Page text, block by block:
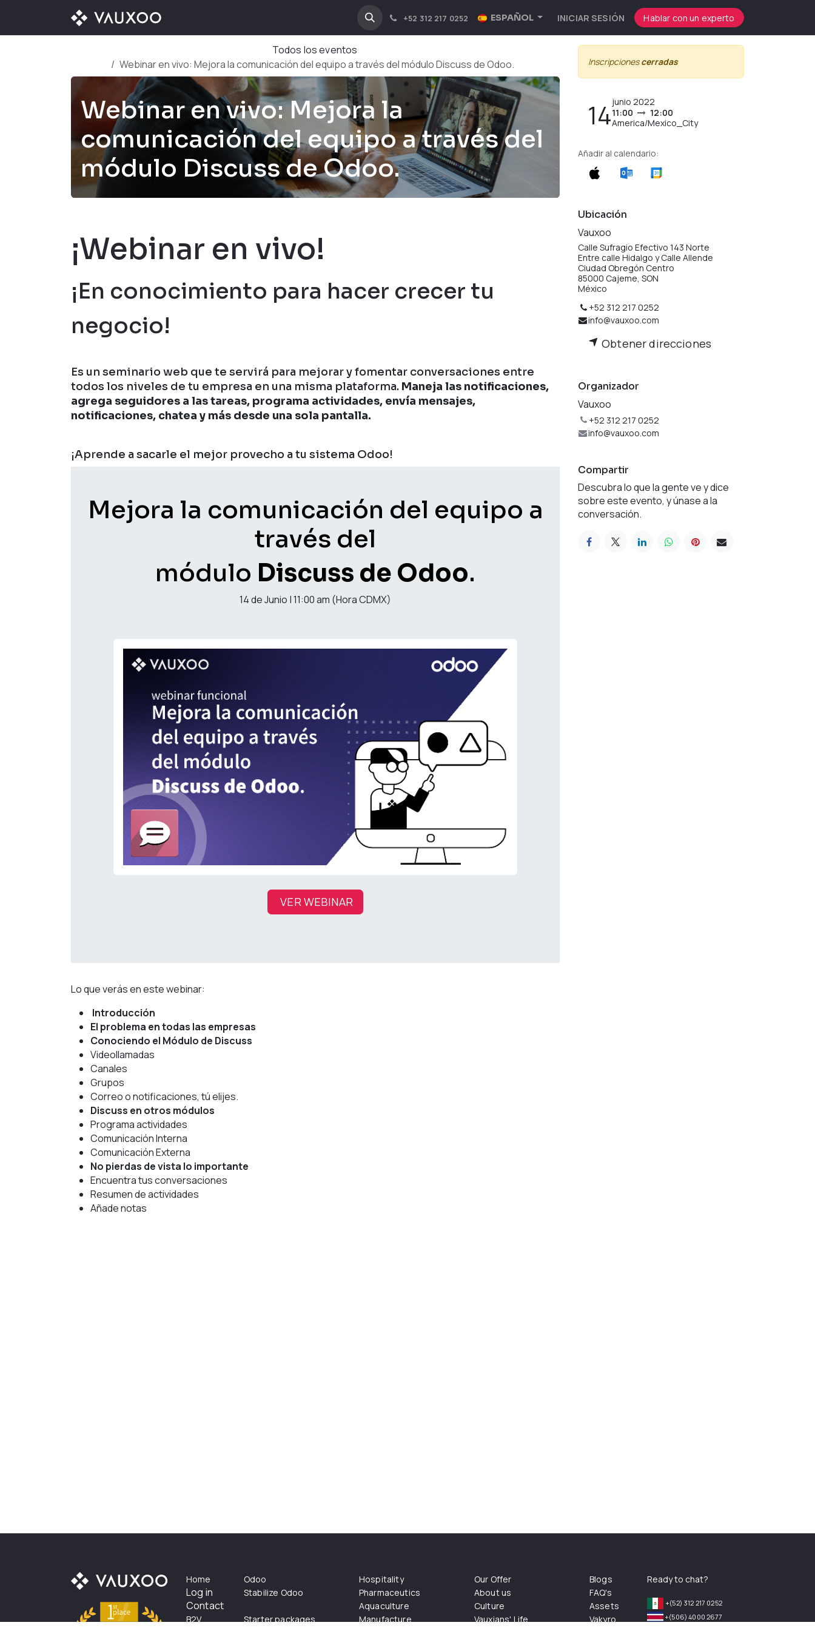
INDUSTRIAS +52 312 217 0252 ESPAÑOL INICIAR SESIÓN Hablar con un experto
Todos los eventos
Webinar en vivo: Mejora la comunicación del equipo a través del módulo Discuss de Odoo.
Webinar en vivo: Mejora la
comunicación del equipo a través del
módulo Discuss de Odoo.
¡Webinar en vivo!
¡En conocimiento para hacer crecer tu
negocio!
Es un seminario web que te servirá para mejorar y fomentar conversaciones entre
todos los niveles de tu empresa en una misma plataforma. Maneja las notificaciones,
agrega seguidores a las tareas, programa actividades, envía mensajes,
notificaciones, chatea y más desde una sola pantalla.
¡Aprende a sacarle el mejor provecho a tu sistema Odoo!
Mejora la comunicación del equipo a
través del
módulo Discuss de Odoo.
14 de Junio | 11:00 am (Hora CDMX)
VER WEBINAR
Lo que verás en este webinar:
Introducción
El problema en todas las empresas
Conociendo el Módulo de Discuss
Videollamadas
Canales
Grupos
Correo o notificaciones, tú elijes.
Discuss en otros módulos
Programa actividades
Comunicación Interna
Comunicación Externa
No pierdas de vista lo importante
Encuentra tus conversaciones
Resumen de actividades
Añade notas
Inscripcionescerradas
14junio 2022
11:00
12:00
America/Mexico_City
Añadir al calendario:
Ubicación
Vauxoo
Calle Sufragio Efectivo 143 Norte
Entre calle Hidalgo y Calle Allende
Ciudad Obregón Centro
85000 Cajeme, SON
México
+52 312 217 0252
info@vauxoo.com
Obtener direcciones
Organizador
Vauxoo
+52 312 217 0252
info@vauxoo.com
Compartir
Descubra lo que la gente ve y dice
sobre este evento, y únase a la
conversación.
Home
Log in
Contact
B2V
Odoo
Stabilize Odoo
Starter packages
Hospitality
Pharmaceutics
Aquaculture
Manufacture
Our Offer
About us
Culture
Vauxians' Life
Blogs
FAQ's
Assets
Vakyro
Ready to chat?
+(52) 312 217 0252
+(506) 4000 2677